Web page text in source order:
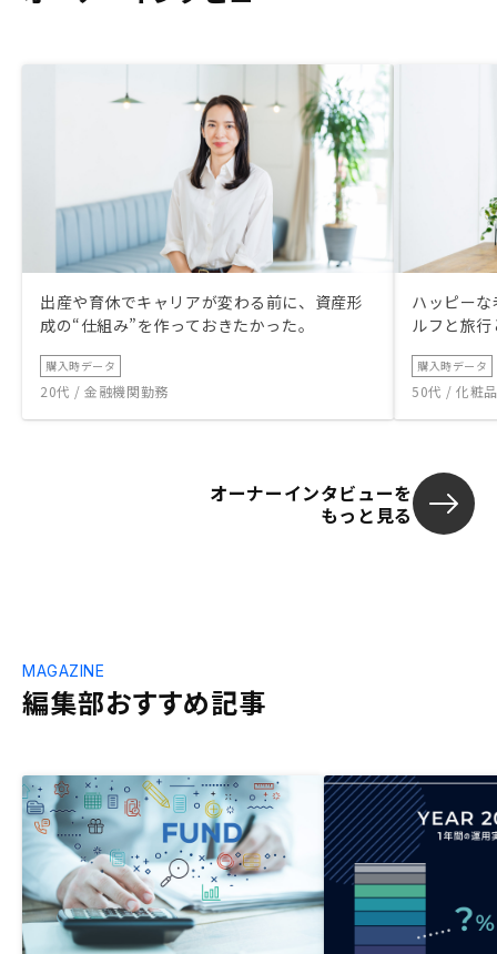
出産や育休でキャリアが変わる前に、資産形
成の“仕組み”を作っておきたかった。
購入時データ
20代 / 金融機関勤務
ハッピー
ルフと旅
購入時データ
50代 / 化粧
オーナーインタビューを
もっと見る
編集部おすすめ記事
MAGAZINE